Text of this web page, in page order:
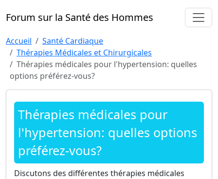
Forum sur la Santé des Hommes
Accueil
Santé Cardiaque
Thérapies Médicales et Chirurgicales
Thérapies médicales pour l'hypertension: quelles
options préférez-vous?
Thérapies médicales pour
l'hypertension: quelles options
préférez-vous?
Discutons des différentes thérapies médicales